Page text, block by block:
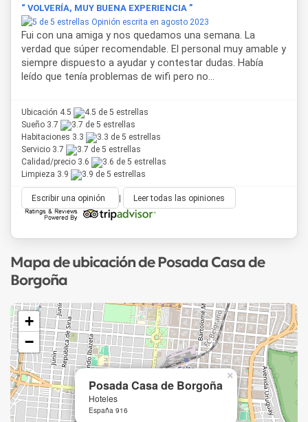
Los patios y galerías son lugares amplios llenos de sol
donde los huéspedes pueden disfrutar del verde del jardín
y la arquitectura característica de esta casona histórica.
Este alojamiento se presenta como una opción diferente
para quienes buscan hospedarse en Salta con una
servicios personalizados en un ambiente tranquilo y
acogedor.
“ VOLVERÍA, MUY BUENA EXPERIENCIA ”
Opinión escrita en agosto 2023
Fui con una amiga y nos quedamos una semana. La
verdad que súper recomendable. El personal muy amable y
siempre dispuesto a ayudar y contestar dudas. Había
leído que tenía problemas de wifi pero no...
Ubicación 4.5
Sueño 3.7
Habitaciones 3.3
Servicio 3.7
Calidad/precio 3.6
Limpieza 3.9
Escribir una opinión | Leer todas las opiniones
Mapa de ubicación de Posada Casa de
Borgoña
Posada Casa de Borgoña
Hoteles
España 916
×
+
−